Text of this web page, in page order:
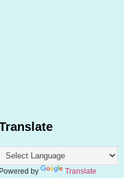
Powered by Translate